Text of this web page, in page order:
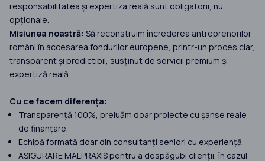
responsabilitatea și expertiza reală sunt obligatorii, nu
opționale.
Misiunea noastră: Să reconstruim încrederea antreprenorilor
români în accesarea fondurilor europene, printr-un proces clar,
transparent și predictibil, susținut de servicii premium și
expertiză reală.
Cu ce facem diferența:
Transparență 100%, preluăm doar proiecte cu șanse reale
de finanțare.
Echipă formată doar din consultanți seniori cu experiență.
ASIGURARE MALPRAXIS pentru a despăgubi clienții, în cazul